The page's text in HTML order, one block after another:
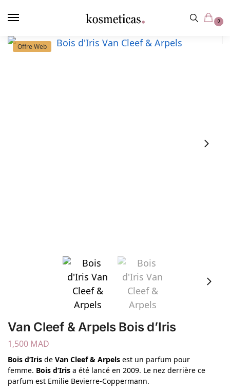
principal
0
Offre Web
Van Cleef & Arpels Bois d’Iris
1,500 MAD
Bois d’Iris de Van Cleef & Arpels est un parfum pour
femme. Bois d’Iris a été lancé en 2009. Le nez derrière ce
parfum est Emilie Bevierre-Coppermann.